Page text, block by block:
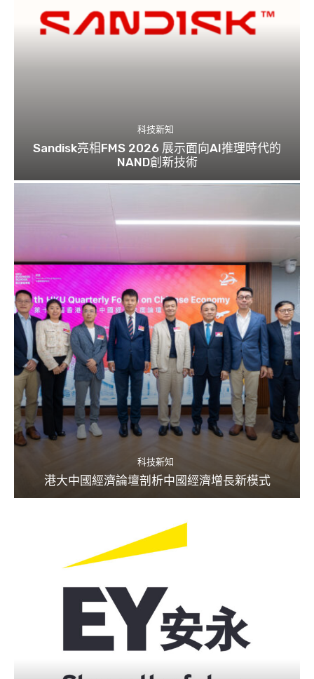
科技新知
Sandisk亮相FMS 2026 展示面向AI推理時代的
NAND創新技術
科技新知
港大中國經濟論壇剖析中國經濟增長新模式